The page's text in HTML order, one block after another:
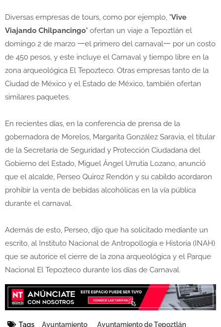
Diversas empresas de tours, como por ejemplo, "Vive
Viajando Chilpancingo" ofertan un viaje a Tepoztlán el
domingo 2 de marzo 一el primero del carnaval一 por un costo
de 450 pesos, y este incluye el Carnaval y tiempo libre en la
zona arqueológica El Tepozteco. Otras empresas tanto de la
Ciudad de México y el Estado de México, también ofertan
similares paquetes.
En recientes días, en la conferencia de prensa de la
gobernadora de Morelos, Margarita González Saravia, el titular
de la Secretaría de Seguridad y Protección Ciudadana del
Gobierno del Estado, Miguel Ángel Urrutia Lozano, anunció
que el alcalde, Perseo Quiroz Rendón y su cabildo acordaron
prohibir la venta de bebidas alcohólicas en la vía pública
durante el carnaval.
Además de esto, Perseo, dijo que ha solicitado mediante un
escrito, al Instituto Nacional de Antropollogía e Historia (INAH)
que se autorice el cierre de la zona arqueológica y el Parque
Nacional El Tepozteco durante los días de Carnaval.
Tags Ayuntamiento
Ayuntamiento de Tepoztlán